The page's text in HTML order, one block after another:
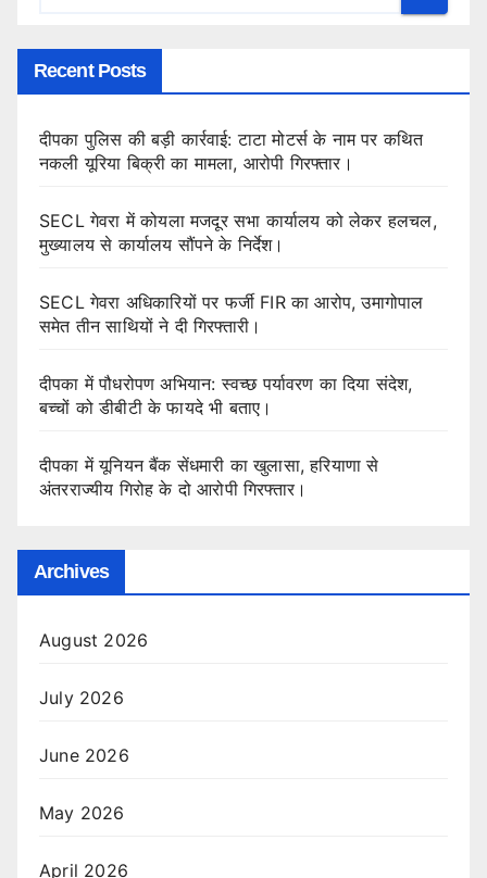
Recent Posts
दीपका पुलिस की बड़ी कार्रवाई: टाटा मोटर्स के नाम पर कथित
नकली यूरिया बिक्री का मामला, आरोपी गिरफ्तार।
SECL गेवरा में कोयला मजदूर सभा कार्यालय को लेकर हलचल,
मुख्यालय से कार्यालय सौंपने के निर्देश।
SECL गेवरा अधिकारियों पर फर्जी FIR का आरोप, उमागोपाल
समेत तीन साथियों ने दी गिरफ्तारी।
दीपका में पौधरोपण अभियान: स्वच्छ पर्यावरण का दिया संदेश,
बच्चों को डीबीटी के फायदे भी बताए।
दीपका में यूनियन बैंक सेंधमारी का खुलासा, हरियाणा से
अंतरराज्यीय गिरोह के दो आरोपी गिरफ्तार।
Archives
August 2026
July 2026
June 2026
May 2026
April 2026